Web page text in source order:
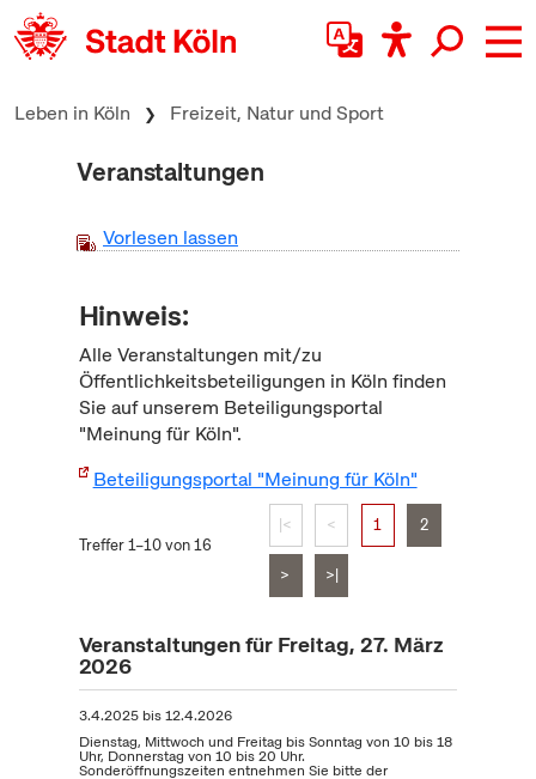
zum Inhalt springen
Leben in Köln Freizeit, Natur und Sport
Veranstaltungen
Vorlesen lassen
Hinweis:
Alle Veranstaltungen mit/zu
Öffentlichkeitsbeteiligungen in Köln finden
Sie auf unserem Beteiligungsportal
"Meinung für Köln".
Beteiligungsportal "Meinung für Köln"
Treffer 1–10 von 16
|< < 1 2
> >|
Veranstaltungen für Freitag, 27. März
2026
3.4.2025bis12.4.2026
Dienstag, Mittwoch und Freitag bis Sonntag von 10 bis 18
Uhr, Donnerstag von 10 bis 20 Uhr.
Sonderöffnungszeiten entnehmen Sie bitte der